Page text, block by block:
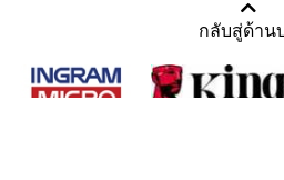
กลับสู่ด้าน